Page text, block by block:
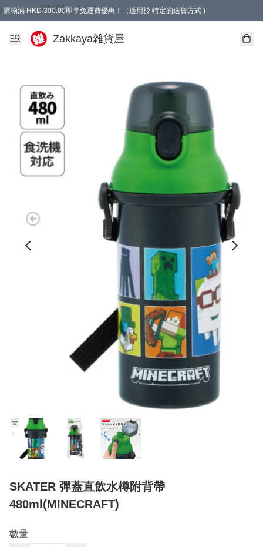
購物滿 HKD 300.00即享免運費優惠！（適用於 特定的送貨方式 )
Zakkaya雑貨屋
SKATER 彈蓋直飲水樽附背帶
480ml(MINECRAFT)
數量